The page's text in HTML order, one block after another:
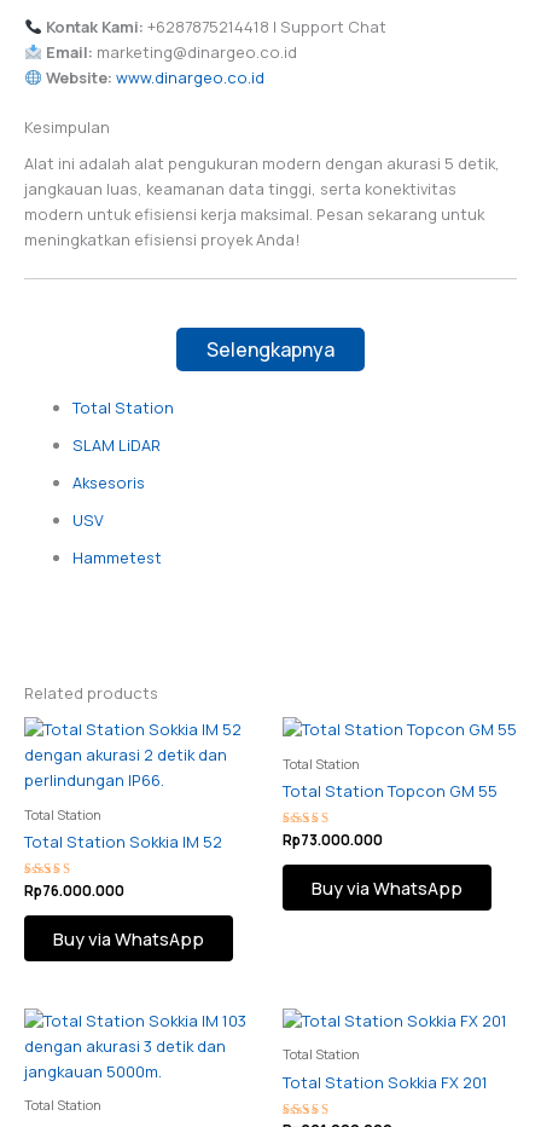
Kontak Kami: +6287875214418 | Support Chat
Email: marketing@dinargeo.co.id
Website: www.dinargeo.co.id
Kesimpulan
Alat ini adalah alat pengukuran modern dengan akurasi 5 detik,
jangkauan luas, keamanan data tinggi, serta konektivitas
modern untuk efisiensi kerja maksimal. Pesan sekarang untuk
meningkatkan efisiensi proyek Anda!
Selengkapnya
Total Station
SLAM LiDAR
Aksesoris
USV
Hammetest
Related products
Total Station
Total Station Sokkia IM 52
Rated
5.00
out of 5
Rp76.000.000
Buy via WhatsApp
Total Station
Total Station Topcon GM 55
Rated
5.00
out of 5
Rp73.000.000
Buy via WhatsApp
Total Station
Total Station
Total Station Sokkia FX 201